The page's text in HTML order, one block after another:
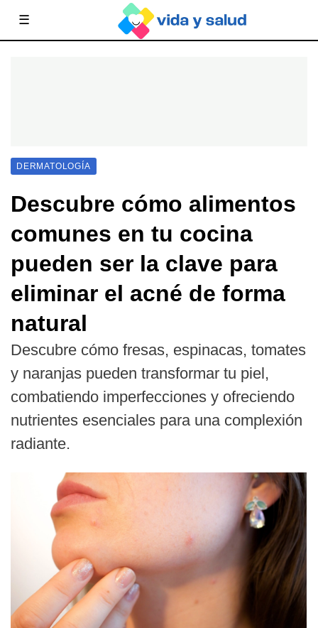
☰
DERMATOLOGÍA
Descubre cómo alimentos
comunes en tu cocina
pueden ser la clave para
eliminar el acné de forma
natural
Descubre cómo fresas, espinacas, tomates
y naranjas pueden transformar tu piel,
combatiendo imperfecciones y ofreciendo
nutrientes esenciales para una complexión
radiante.